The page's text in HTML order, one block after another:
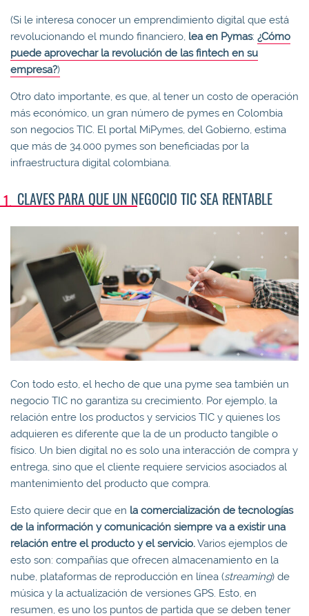
(Si le interesa conocer un emprendimiento digital que está
revolucionando el mundo financiero, lea en Pymas: ¿Cómo
puede aprovechar la revolución de las fintech en su
empresa?)
Otro dato importante, es que, al tener un costo de operación
más económico, un gran número de pymes en Colombia
son negocios TIC. El portal MiPymes, del Gobierno, estima
que más de 34.000 pymes son beneficiadas por la
infraestructura digital colombiana.
CLAVES PARA QUE UN NEGOCIO TIC SEA RENTABLE
Con todo esto, el hecho de que una pyme sea también un
negocio TIC no garantiza su crecimiento. Por ejemplo, la
relación entre los productos y servicios TIC y quienes los
adquieren es diferente que la de un producto tangible o
físico. Un bien digital no es solo una interacción de compra y
entrega, sino que el cliente requiere servicios asociados al
mantenimiento del producto que compra.
Esto quiere decir que en la comercialización de tecnologías
de la información y comunicación siempre va a existir una
relación entre el producto y el servicio.Varios ejemplos de
esto son: compañías que ofrecen almacenamiento en la
nube, plataformas de reproducción en línea (streaming) de
música y la actualización de versiones GPS. Esto, en
resumen, es uno los puntos de partida que se deben tener